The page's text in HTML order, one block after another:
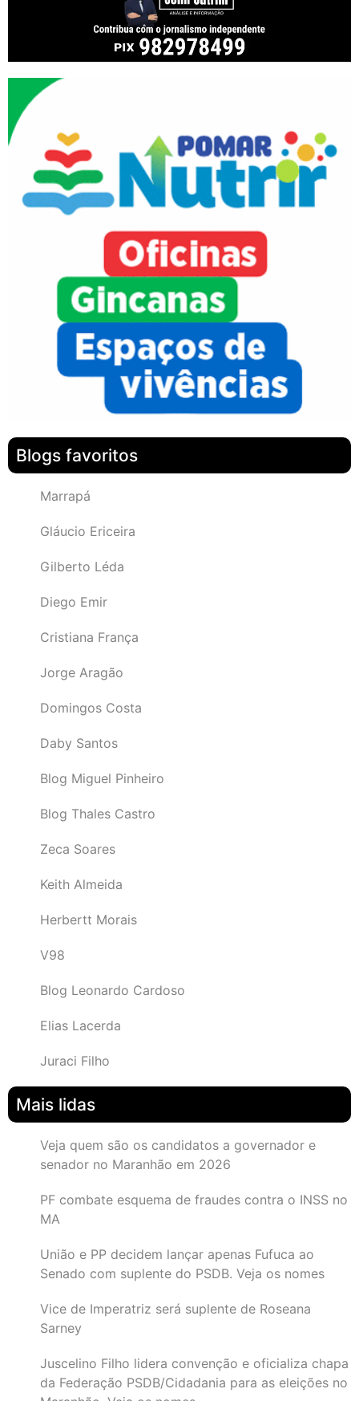
Blogs favoritos
Marrapá
Gláucio Ericeira
Gilberto Léda
Diego Emir
Cristiana França
Jorge Aragão
Domingos Costa
Daby Santos
Blog Miguel Pinheiro
Blog Thales Castro
Zeca Soares
Keith Almeida
Herbertt Morais
V98
Blog Leonardo Cardoso
Elias Lacerda
Juraci Filho
Mais lidas
Veja quem são os candidatos a governador e
senador no Maranhão em 2026
PF combate esquema de fraudes contra o INSS no
MA
União e PP decidem lançar apenas Fufuca ao
Senado com suplente do PSDB. Veja os nomes
Vice de Imperatriz será suplente de Roseana
Sarney
Juscelino Filho lidera convenção e oficializa chapa
da Federação PSDB/Cidadania para as eleições no